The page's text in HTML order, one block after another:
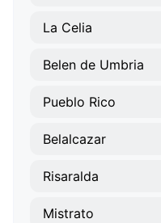
La Celia
Belen de Umbria
Pueblo Rico
Belalcazar
Risaralda
Mistrato